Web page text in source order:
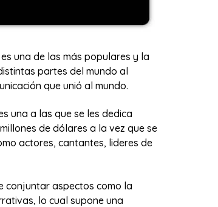
una de las más populares y la
partes del mundo al
que unió al mundo.
una a las que se les dedica
de dólares a la vez que se
actores, cantantes, lideres de
conjuntar aspectos como la
lo cual supone una